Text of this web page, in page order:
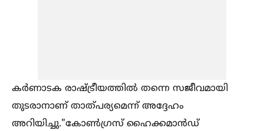
കർണാടക രാഷ്ട്രീയത്തില്‍ തന്നെ സജീവമായി
തുടരാനാണ് താത്പര്യമെന്ന് അദ്ദേഹം
അറിയിച്ചു."കോണ്‍ഗ്രസ് ഹൈക്കമാൻഡ്